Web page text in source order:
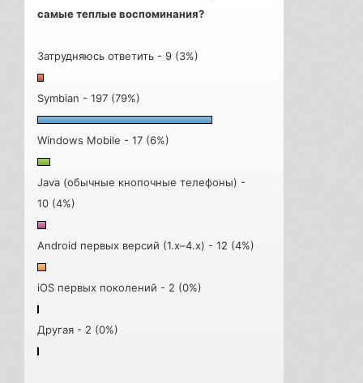
самые теплые воспоминания?
Затрудняюсь ответить - 9 (3%)
Symbian - 197 (79%)
Windows Mobile - 17 (6%)
Java (обычные кнопочные телефоны) -
10 (4%)
Android первых версий (1.x–4.x) - 12 (4%)
iOS первых поколений - 2 (0%)
Другая - 2 (0%)